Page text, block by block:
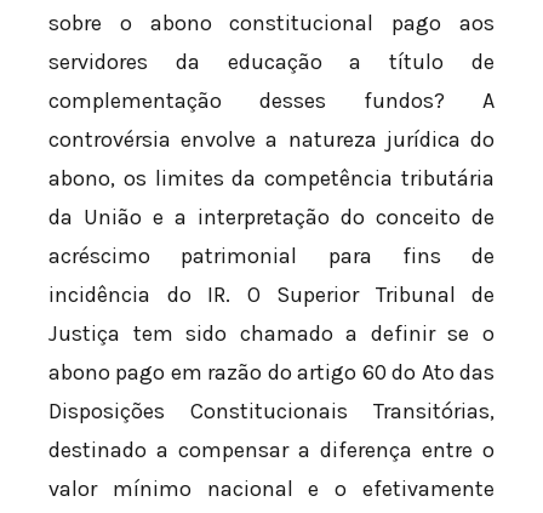
sobre o abono constitucional pago aos
servidores da educação a título de
complementação desses fundos? A
controvérsia envolve a natureza jurídica do
abono, os limites da competência tributária
da União e a interpretação do conceito de
acréscimo patrimonial para fins de
incidência do IR. O Superior Tribunal de
Justiça tem sido chamado a definir se o
abono pago em razão do artigo 60 do Ato das
Disposições Constitucionais Transitórias,
destinado a compensar a diferença entre o
valor mínimo nacional e o efetivamente